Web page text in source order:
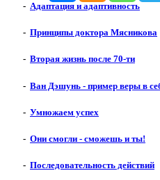
- Адаптация и адаптивность
- Принципы доктора Мясникова
- Вторая жизнь после 70-ти
- Ван Дэшунь - пример веры в
- Умножаем успех
- Они смогли - сможешь и ты!
- Последовательность действий